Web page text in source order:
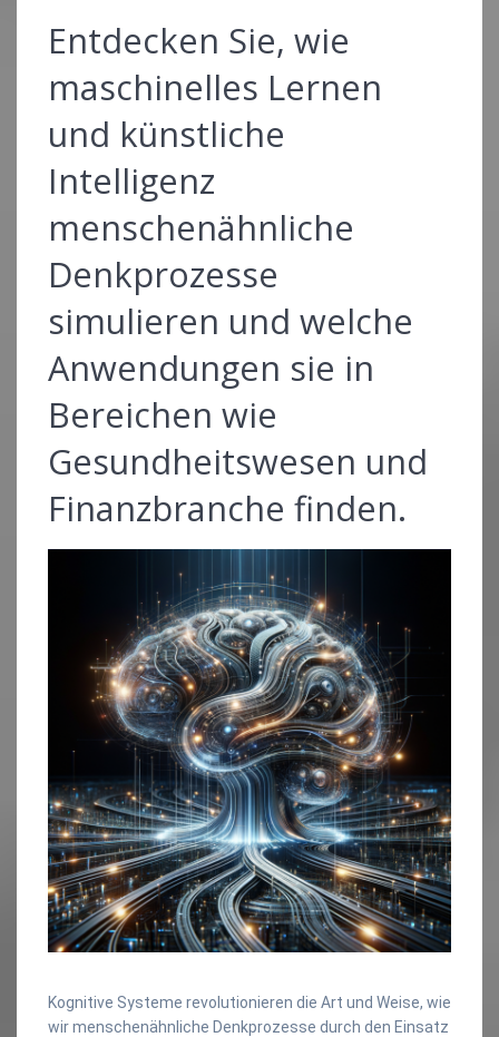
Entdecken Sie, wie
maschinelles Lernen
und künstliche
Intelligenz
menschenähnliche
Denkprozesse
simulieren und welche
Anwendungen sie in
Bereichen wie
Gesundheitswesen und
Finanzbranche finden.
Kognitive Systeme revolutionieren die Art und Weise, wie
wir menschenähnliche Denkprozesse durch den Einsatz